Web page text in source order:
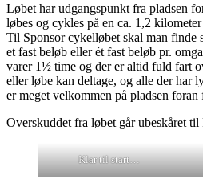
Løbet har udgangspunkt fra pladsen
løbes og cykles på en ca. 1,2
Til Sponsor cykelløbet skal man finde
et fast beløb eller ét fast beløb pr.
varer 1½ time og der er altid fuld fart
eller løbe kan deltage, og alle der har
er meget velkommen på pladsen foran
Overskuddet fra løbet går ubeskåret
Klar til start…